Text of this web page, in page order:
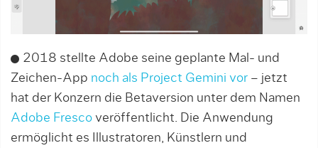
2018 stellte Adobe seine geplante Mal- und
Zeichen-App noch als Project Gemini vor – jetzt
hat der Konzern die Betaversion unter dem Namen
Adobe Fresco veröffentlicht. Die Anwendung
ermöglicht es Illustratoren, Künstlern und